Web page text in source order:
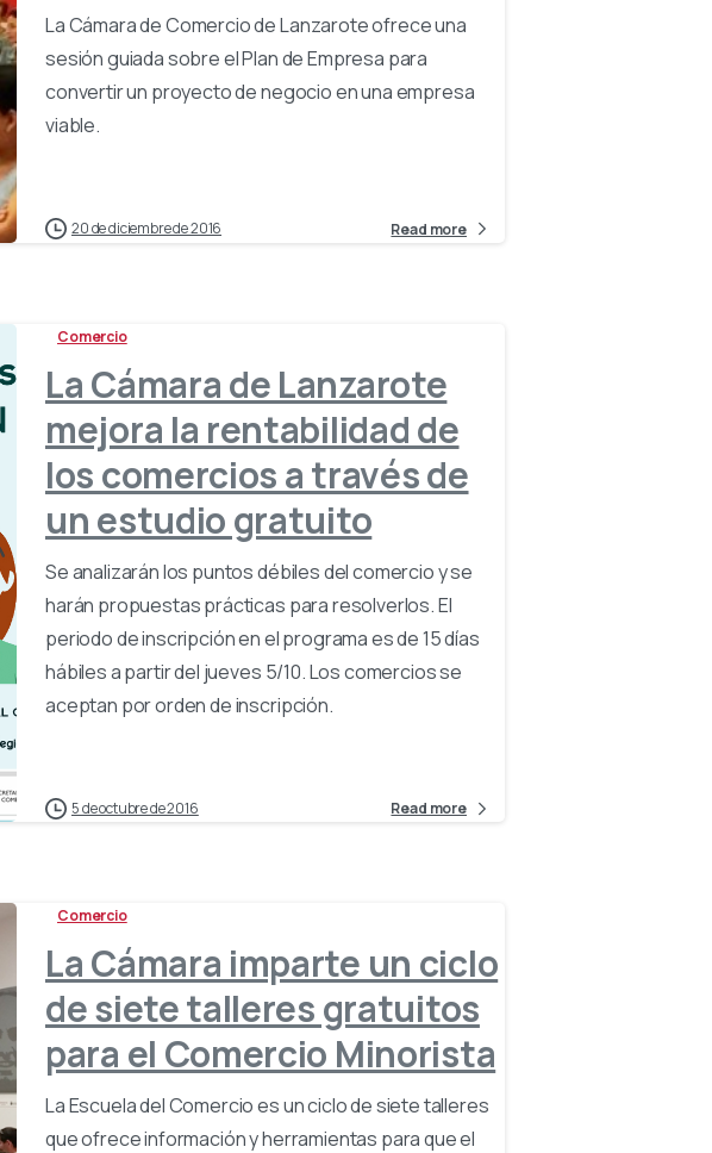
La Cámara de Comercio de Lanzarote ofrece una
sesión guiada sobre el Plan de Empresa para
convertir un proyecto de negocio en una empresa
viable.
20 de diciembre de 2016 Read more
Comercio
La Cámara de Lanzarote
mejora la rentabilidad de
los comercios a través de
un estudio gratuito
Se analizarán los puntos débiles del comercio y se
harán propuestas prácticas para resolverlos. El
periodo de inscripción en el programa es de 15 días
hábiles a partir del jueves 5/10. Los comercios se
aceptan por orden de inscripción.
5 de octubre de 2016 Read more
Comercio
La Cámara imparte un ciclo
de siete talleres gratuitos
para el Comercio Minorista
La Escuela del Comercio es un ciclo de siete talleres
que ofrece información y herramientas para que el